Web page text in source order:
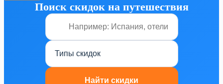
Поиск скидок на путешествия